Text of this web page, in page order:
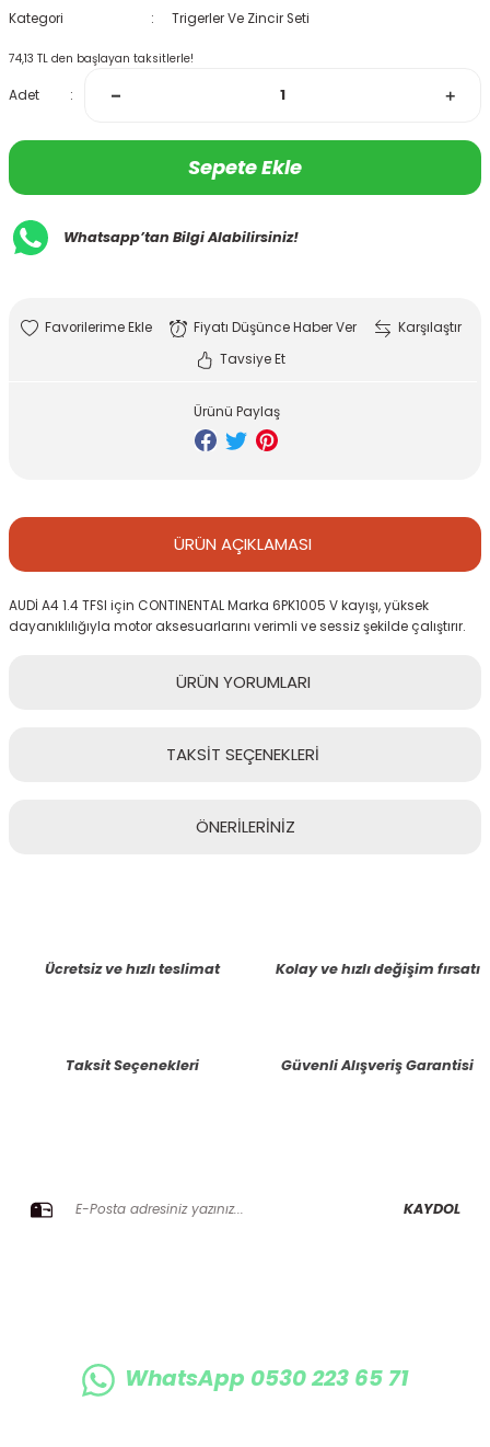
Kategori
Trigerler Ve Zincir Seti
74,13 TL den başlayan taksitlerle!
Adet
Sepete Ekle
Whatsapp’tan Bilgi Alabilirsiniz!
Fiyatı Düşünce Haber Ver
Karşılaştır
Tavsiye Et
Ürünü Paylaş
ÜRÜN AÇIKLAMASI
AUDİ A4 1.4 TFSI için CONTINENTAL Marka 6PK1005 V kayışı, yüksek
dayanıklılığıyla motor aksesuarlarını verimli ve sessiz şekilde çalıştırır.
ÜRÜN YORUMLARI
TAKSİT SEÇENEKLERİ
ÖNERİLERİNİZ
Ürün bilgilerinde hatalar bulunuyor.
Ücretsiz ve hızlı teslimat Kolay ve hızlı değişim fırsatı
Taksit Seçenekleri Güvenli Alışveriş Garantisi
KAYDOL
WhatsApp 0530 223 65 71